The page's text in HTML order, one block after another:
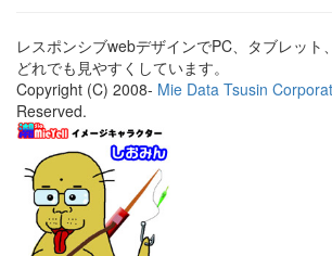
レスポンシブwebデザインでPC、タブレット
どれでも見やすくしています。
Copyright (C) 2008- Mie Data Tsusin
Reserved.